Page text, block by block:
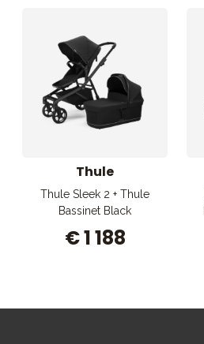
Thule
Thule Sleek 2 + Thule
Bassinet Black
€ 1 188